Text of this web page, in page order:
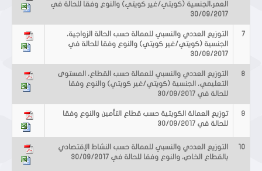
العمر،الجنسية (كويتي/غير كويتي) والنوع وفقا للحالة في
30/09/2017
7
التوزيع العددي والنسبي للعمالة حسب الحالة الزواجية،
الجنسية (كويتي/غير كويتي) والنوع وفقا للحالة في
30/09/2017
8
التوزيع العددي والنسبي للعمالة حسب القطاع، المستوى
التعليمي، الجنسية (كويتي/غير كويتي) والنوع وفقا
للحالة في 30/09/2017
9
توزيع العمالة الكويتية حسب قطاع التأمين والنوع وفقا
للحالة في 30/09/2017
10
التوزيع العددي والنسبي للعمالة حسب النشاط الإقتصادي
بالقطاع الخاص، والنوع وفقا للحالة في 30/09/2017